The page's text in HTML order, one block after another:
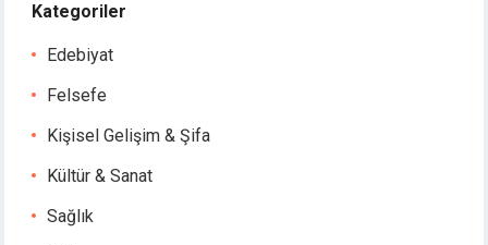
Kategoriler
Edebiyat
Felsefe
Kişisel Gelişim & Şifa
Kültür & Sanat
Sağlık